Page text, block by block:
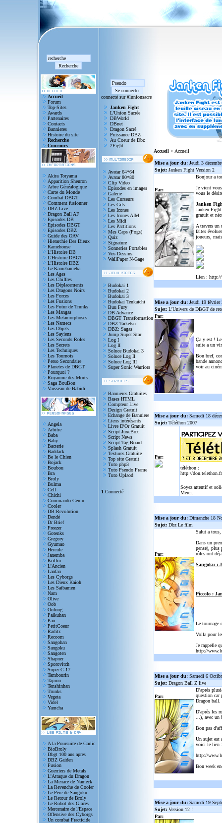
Accueil
Forum
Top-Sites
Awards
Partenaires
Contacts
Bannieres
Histoire du site
Recherche
Concours
connecté sur #lunionsacre
Janken Fight
L'Union Sacrée
DBWorld
DBnet
Dragon Sacré
Puissance DBZ
Au Coeur de Dbz
2Fight
Akira Toryama
Apparition Shenron
Arbre Généalogique
Carte du Monde
Combat DBGT
Comment fusionner
DBZ Live
Dragon Ball AF
Episodes DB
Episodes DBGT
Episodes DBZ
Guide des OAV
Hierarchie Des Dieux
Kamehouse
L'Histoire DB
L'Histoire DBGT
L'Histoire DBZ
Le Kamehameha
Les Ages
Les Chiffres
Les Déplacements
Les Dragons Noirs
Les Forces
Les Fusions
Les Futur de Trunks
Les Mangas
Les Metamorphoses
Les Namecs
Les Objets
Les Sayiens
Les Seconds Roles
Les Secrets
Les Techniques
Les Tournois
Perso Secondaire
Planetes de DBGT
Pourquoi ?
Royaume des Morts
Saga BouBou
Vaisseau de Babidi
Angela
Arbitre
Baba
Baby
Bacterie
Baddack
Be le Chien
Bojack
Boubou
Bra
Broly
Bulma
Cell
Chichi
Commando Geniu
Cooler
DB:Revolution
Dendé
Dr Brief
Freezer
Gotenks
Gregory
Gyumao
Hercule
Janemba
Krillin
L'Ancien
Lanfan
Les Cyborgs
Les Dieux Kaioh
Les Saibamen
Nam
Olive
Oob
Oolong
Paikuhan
Pan
PetitCoeur
Raditz
Recoom
Sangohan
Sangoku
Sangoten
Shapner
Sporovitch
Super C-17
Tambourin
Tapion
Tenshinhan
Trunks
Vegeta
Videl
Yamcha
A la Poursuite de Garlic
BioBroly
Dbgt 100 ans apres
DBZ Gaiden
Fusion
Guerriers de Metals
L'Attaque du Dragon
La Menace de Nameck
La Revenche de Cooler
Le Pere de Sangoku
Le Retour de Broly
Le Robot des Glaces
Mercenaire de l'Espace
Offensive des Cyborgs
Un combat Fracticide
Avatar 64*64
Avatar 80*80
Clip Video
Episodes en images
Galerie
Les Curseurs
Les Gifs
Les Icones
Les Icones AIM
Les Midi
Les Partitions
Mes Caps (Pogs)
Quiz
Signature
Sonneries Portables
Vos Dessins
WallPaper N-Gage
Budokai 1
Budokai 2
Budokai 3
Budokai Tenkaichi
Buu Fury
DB Advance
DBGT Transformation
DBZ Taiketsu
DBZ: Sagas
Jump Super Star
Log I
Log II
Soluce Budokai 3
Soluce Log II
Soluce Log III
Super Sonic Warriors
Bannieres Gratuites
Bases HTML
Compteur Live
Design Gratuit
Echange de Banniere
Liens intérésants
Livre D'Or Gratuit
Script JuxeBox
Script News
Script Tag Board
Splash Gratuit
Textures Gratuite
Top site Gratuit
Tuto php3
Tuto Pseudo Frame
Tuto Uplaod
1 Connecté
Accueil > Accueil
Mise a jour du: Jeudi 3
Sujet: Janken Fight Version 2
Par:
Bonjour a
Je vient
vous le
Janken
Janken
gratuit et
A travers un
faites
joueurs,
Lien : http://
Mise a jour du: Jeudi 19 février
Sujet: L'Univers de DBGT de
Par:
Ça y est !
suite a un
Bon bref,
bande
voir au
Mise a jour du: Samedi 18
Sujet: Téléthon 2007
Par:
téléthon :
http://
Soyez attentif et
Merci.
Mise a jour du: Dimanche 18
Sujet: Dbz Le film
Par:
Salut a
Dans un
pense), plus
rôles ont
Sangoku :
Piccolo :
Le tournage
Voila pour
Je rappelle
http://
Mise a jour du: Samedi 6
Sujet: Dragon Ball Z live
Par:
D'après
question car
Dragon ball.
D'après les
...), avec
Bon pas
Un sujet est
voici le lien :
http://
Bon week
Mise a jour du: Samedi 19
Sujet: Version 12 !
Par: